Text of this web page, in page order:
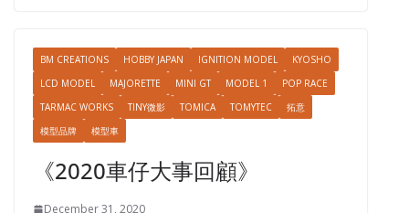
BM CREATIONS HOBBY JAPAN IGNITION MODEL
KYOSHO
LCD MODEL
MAJORETTE MINI GT MODEL 1
POP RACE
TARMAC WORKS
TINY微影 TOMICA TOMYTEC
拓意
模型品牌
模型車
《2020車仔大事回顧》
December 31, 2020